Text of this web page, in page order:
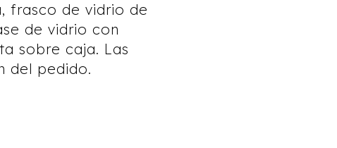
frasco de vidrio de
de vidrio con
sobre caja. Las
del pedido.